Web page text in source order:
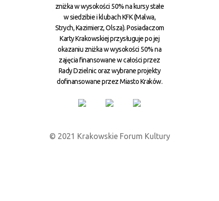
zniżka w wysokości 50% na kursy stałe
w siedzibie i klubach KFK (Malwa,
Strych, Kazimierz, Olsza). Posiadaczom
Karty Krakowskiej przysługuje po jej
okazaniu zniżka w wysokości 50% na
zajęcia finansowane w całości przez
Rady Dzielnic oraz wybrane projekty
dofinansowane przez Miasto Kraków.
© 2021 Krakowskie Forum Kultury